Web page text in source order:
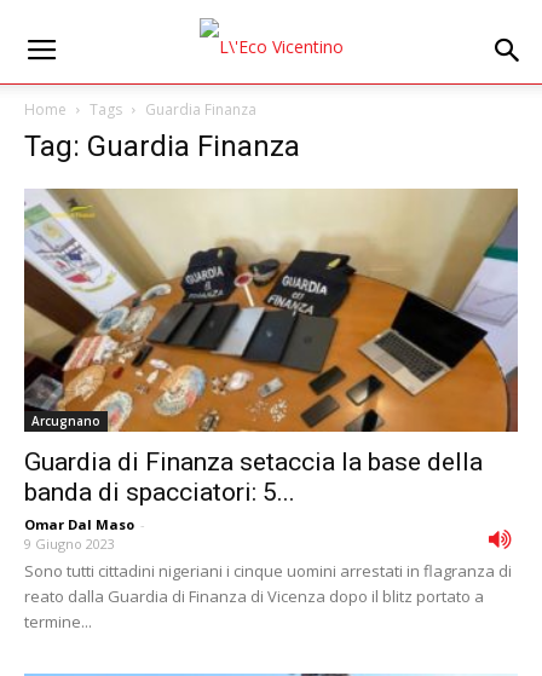
Home Tags Guardia Finanza
Tag: Guardia Finanza
Arcugnano
Guardia di Finanza setaccia la base della
banda di spacciatori: 5...
Omar Dal Maso -
9 Giugno 2023
Sono tutti cittadini nigeriani i cinque uomini arrestati in flagranza di
reato dalla Guardia di Finanza di Vicenza dopo il blitz portato a
termine...